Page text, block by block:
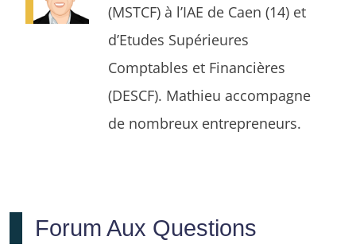
Forum Aux Questions
(MSTCF) à l’IAE de Caen (14) et
d’Etudes Supérieures
Comptables et Financières
(DESCF). Mathieu accompagne
de nombreux entrepreneurs.